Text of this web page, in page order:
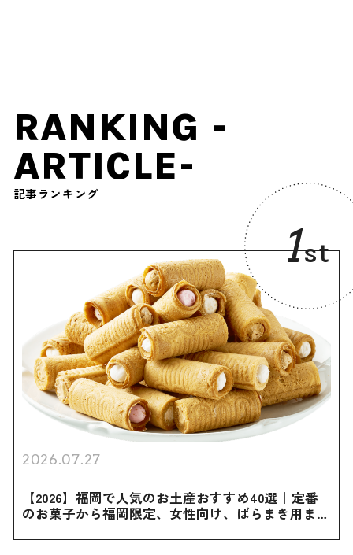
RANKING -
ARTICLE-
記事ランキング
1st
2026.07.27
【2026】福岡で人気のお土産おすすめ40選｜定番
のお菓子から福岡限定、女性向け、ばらまき用まで